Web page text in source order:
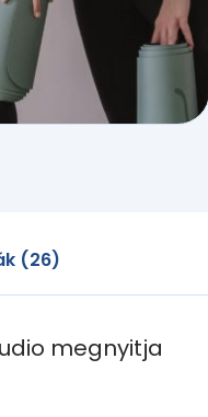
(26)
megnyitja